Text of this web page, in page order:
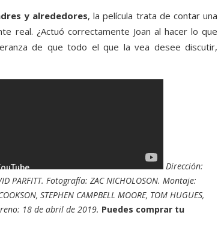
y alrededores, la película trata de contar una
real. ¿Actuó correctamente Joan al hacer lo que
de que todo el que la vea desee discutir,
Dirección:
PARFITT. Fotografía: ZAC NICHOLOSON. Montaje:
STEPHEN CAMPBELL MOORE, TOM HUGUES,
18 de abril de 2019. Puedes comprar tu